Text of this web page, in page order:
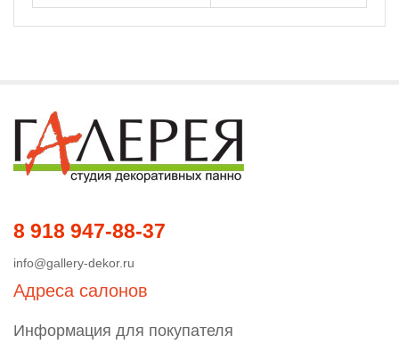
8 918 947-88-37
info@gallery-dekor.ru
Адреса салонов
Информация для покупателя